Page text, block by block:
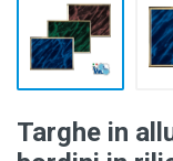
Targhe in